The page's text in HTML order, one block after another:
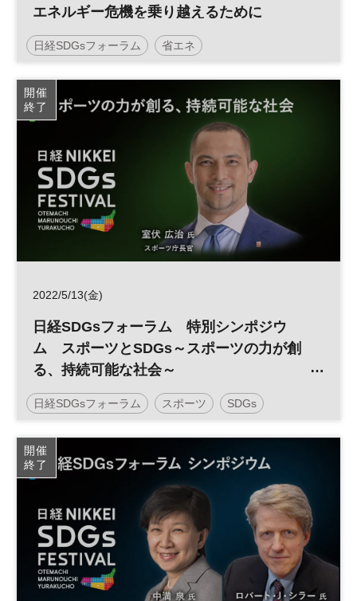
エネルギー危機を乗り越えるために
日経SDGsフォーラム 省エネ
カーボンニュートラル エネルギー SDGs
参加無料
開催
終了
2022/5/13(金)
日経SDGsフォーラム 特別シンポジウ
ム スポーツとSDGs～スポーツの力が創
る、持続可能な社会～
＜日経 大丸有 SDGsフェス＞
日経SDGsフォーラム スポーツ SDGs
スポーツビジネス
参加無料
開催
終了